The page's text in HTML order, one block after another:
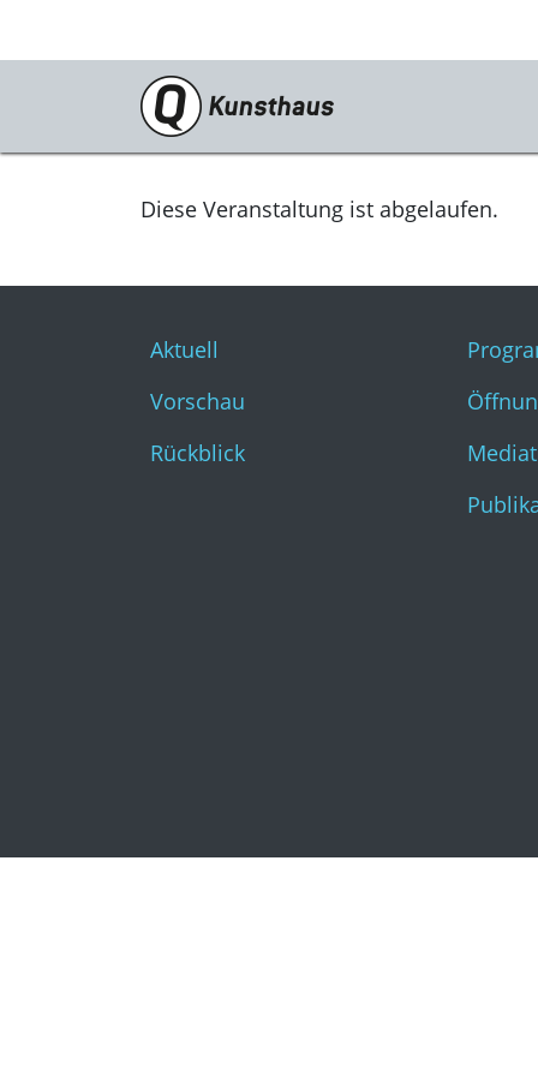
Ausstellungen
Aktuell
Diese Veranstaltung ist abgelaufen.
Aktuell
Vorschau
Rückblick